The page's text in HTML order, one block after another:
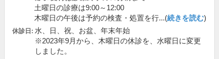
土曜日の診療は9:00～12:00
木曜日の午後は予約の検査・処置を行...(続きを読む)
休診日: 水、日、祝、お盆、年末年始
※2023年9月から、木曜日の休診を、水曜日に変更
しました。